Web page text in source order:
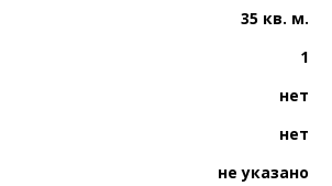
35 кв. м.
1
нет
нет
не указано